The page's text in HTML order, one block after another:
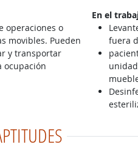
operaciones o
movibles. Pueden
y transportar
ocupación
En el
fuera